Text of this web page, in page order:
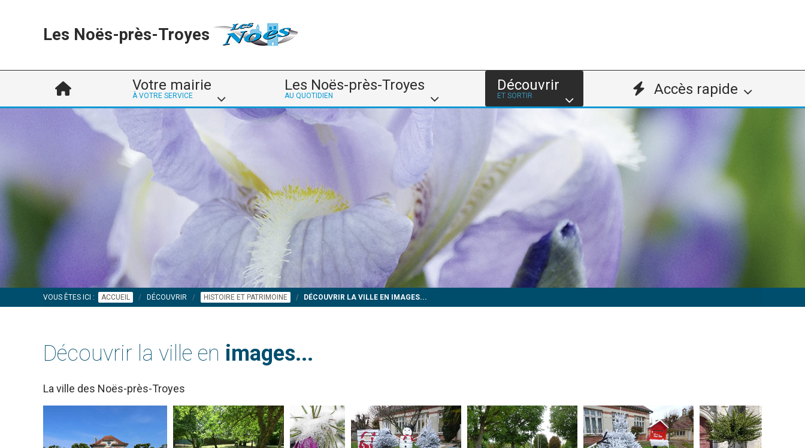
Les Noës-près-Troyes
Votre mairie
À VOTRE SERVICE
Les Noës-près-Troyes
AU QUOTIDIEN
Découvrir
ET SORTIR Accès rapide
VOUS ÊTES ICI : ACCUEIL DÉCOUVRIR HISTOIRE ET PATRIMOINE DÉCOUVRIR LA VILLE EN IMAGES...
Découvrir la ville en images...
La ville des Noës-près-Troyes